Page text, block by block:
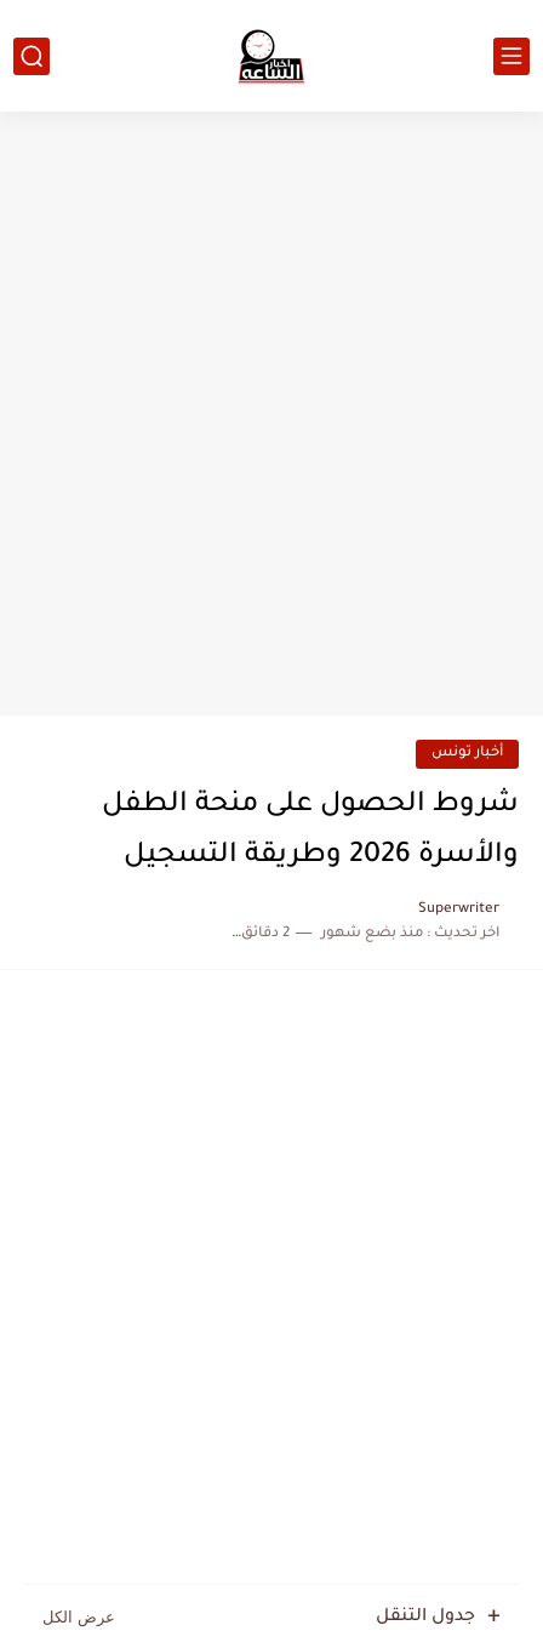
أخبار تونس
شروط الحصول على منحة الطفل
والأسرة 2026 وطريقة التسجيل
Superwriter
اخر تحديث :منذ بضع شهور 2 دقائق للقراءة
جدول التنقل